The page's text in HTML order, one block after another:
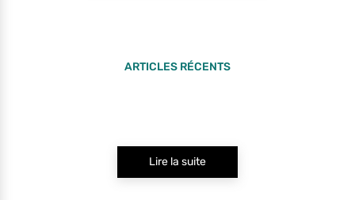
ARTICLES RÉCENTS
Lire la suite